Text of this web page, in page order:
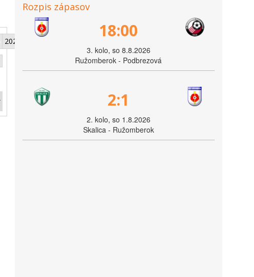
2026
Rozpis zápasov
18:00
3. kolo, so 8.8.2026
Ružomberok - Podbrezová
2:1
2. kolo, so 1.8.2026
Skalica - Ružomberok